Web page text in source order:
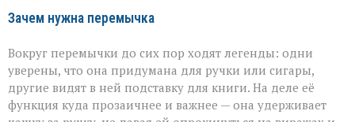
Зачем нужна перемычка
Вокруг перемычки до сих пор ходят легенды: одни
уверены, что она придумана для ручки или сигары,
другие видят в ней подставку для книги. На деле её
функция куда прозаичнее и важнее — она удерживает